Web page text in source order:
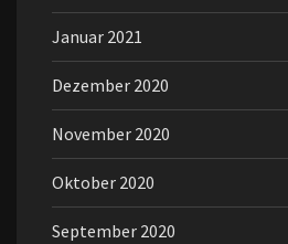
Januar 2021
Dezember 2020
November 2020
Oktober 2020
September 2020